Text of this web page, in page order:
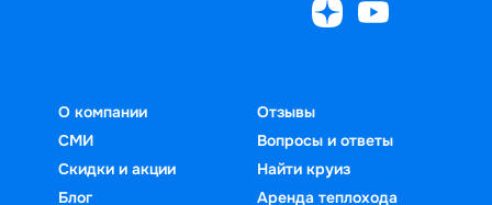
О компании
СМИ
Скидки и акции
Блог
Отзывы
Вопросы и ответы
Найти круиз
Аренда теплохода